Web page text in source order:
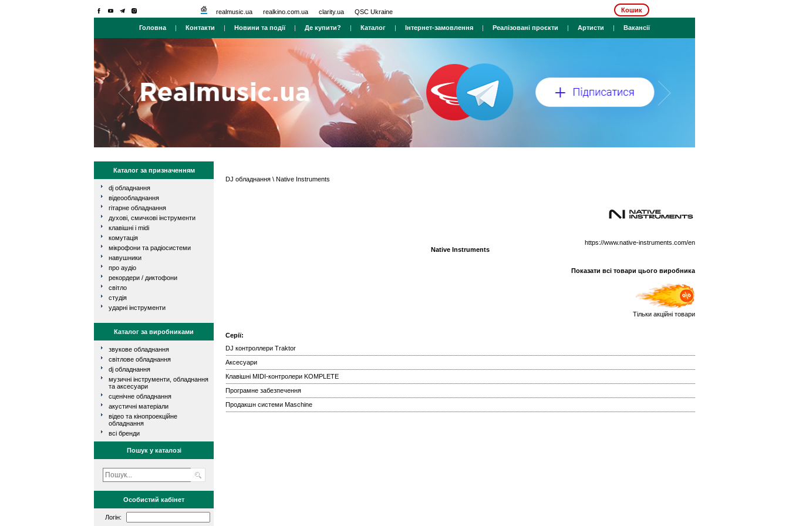
realmusic.ua realkino.com.ua clarity.ua QSC Ukraine Кошик
Головна | Контакти | Новини та події| Де купити? | Каталог | Інтернет-замовлення | Реалізовані проєкти | Артисти | Вакансії
Каталог за призначенням
dj обладнання
відеообладнання
гітарне обладнання
духові, смичкові інструменти
клавішні і midi
комутація
мікрофони та радіосистеми
навушники
про аудіо
рекордери / диктофони
світло
студія
ударні інструменти
Каталог за виробниками
звукове обладнання
світлове обладнання
dj обладнання
музичні інструменти, обладнання
та аксесуари
сценічне обладнання
акустичні матеріали
відео та кінопроекційне
обладнання
всі бренди
Пошук у каталозі
Особистий кабінет
Логін:
DJ обладнання \ Native Instruments
https://www.native-instruments.com/en
Native Instruments
Показати всі товари цього виробника
Тільки акційні товари
Серії:
DJ контроллери Traktor
Аксесуари
Клавішні MIDI-контролери KOMPLETE
Програмне забезпечення
Продакшн системи Maschine